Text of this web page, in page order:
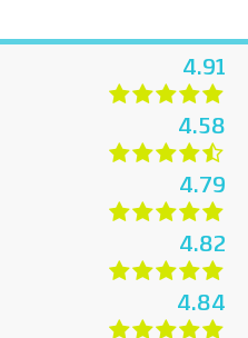
4.91
4.58
4.79
4.82
4.84